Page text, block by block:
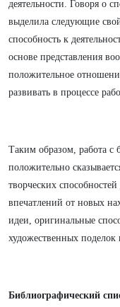
деятельности. Говоря о
выделила следующие
способность к
основе представления
положительное
развивать в процессе
Таким образом, работа с
положительно
творческих
впечатлений от новых
идеи, оригинальные
художественных
Библиографический